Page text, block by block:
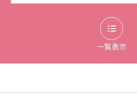
一覧表示